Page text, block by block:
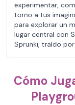
experimentar,
torno a tus
para explorar un
lugar central con
Sprunki, traído
Cómo